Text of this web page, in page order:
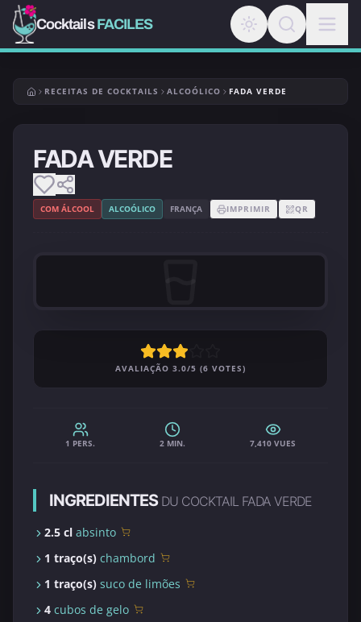
CocktailsFACILES
RECEITAS DE COCKTAILS ALCOÓLICO FADA VERDE
FADA VERDE
COM ÁLCOOL ALCOÓLICO FRANÇA IMPRIMIR QR
AVALIAÇÃO 3.0/5 (6 VOTES)
1 PERS. 2 MIN. 7,410 VUES
INGREDIENTES DU COCKTAIL FADA VERDE
2.5 cl absinto
1 traço(s) chambord
1 traço(s) suco de limões
4 cubos de gelo